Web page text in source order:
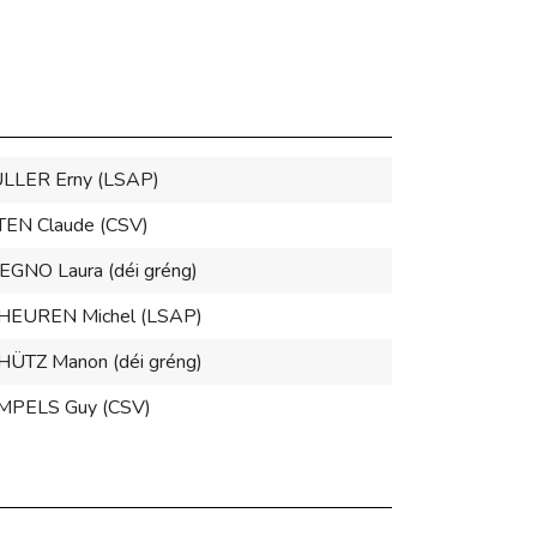
Erny (LSAP)
Claude (CSV)
Laura (déi gréng)
Michel (LSAP)
Manon (déi gréng)
Guy (CSV)